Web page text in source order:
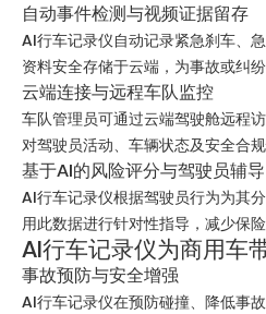
自动事件检测与视频证据留存
AI行车记录仪自动记录紧急刹车、
资料安全存储于云端，为事故或纠
云端连接与远程车队监控
车队管理员可通过云端驾驶舱远程
对驾驶员活动、车辆状态及安全合规
基于AI的风险评分与驾驶员辅导
AI行车记录仪根据驾驶员行为为其
用此数据进行针对性指导，减少保
AI行车记录仪为商用车
事故预防与安全增强
AI行车记录仪在预防碰撞、降低事